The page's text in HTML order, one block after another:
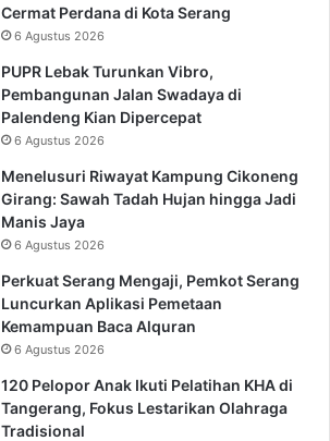
Cermat Perdana di Kota Serang
6 Agustus 2026
PUPR Lebak Turunkan Vibro,
Pembangunan Jalan Swadaya di
Palendeng Kian Dipercepat
6 Agustus 2026
Menelusuri Riwayat Kampung Cikoneng
Girang: Sawah Tadah Hujan hingga Jadi
Manis Jaya
6 Agustus 2026
Perkuat Serang Mengaji, Pemkot Serang
Luncurkan Aplikasi Pemetaan
Kemampuan Baca Alquran
6 Agustus 2026
120 Pelopor Anak Ikuti Pelatihan KHA di
Tangerang, Fokus Lestarikan Olahraga
Tradisional